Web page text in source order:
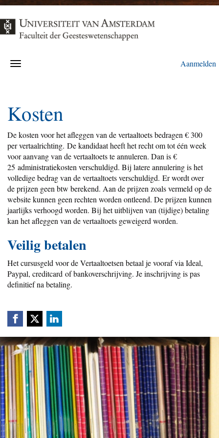
Aanmelden
Kosten
De kosten voor het afleggen van de vertaaltoets bedragen € 300
per vertaalrichting. De kandidaat heeft het recht om tot één week
voor aanvang van de vertaaltoets te annuleren. Dan is €
25 administratiekosten verschuldigd. Bij latere annulering is het
volledige bedrag van de vertaaltoets verschuldigd. Er wordt over
de prijzen geen btw berekend. Aan de prijzen zoals vermeld op de
website kunnen geen rechten worden ontleend. De prijzen kunnen
jaarlijks verhoogd worden. Bij het uitblijven van (tijdige) betaling
kan het afleggen van de vertaaltoets geweigerd worden.
Veilig betalen
Het cursusgeld voor de Vertaaltoetsen betaal je vooraf via Ideal,
Paypal, creditcard of bankoverschrijving. Je inschrijving is pas
definitief na betaling.